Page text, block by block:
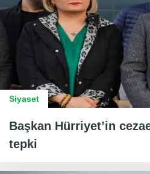
Siyaset
Başkan Hürriyet’in
tepki